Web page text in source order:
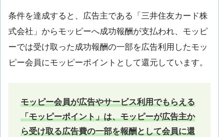
条件を達成すると、広告主である「三井住友カード株
式会社」からモッピーへ成功報酬が支払われ、モッピ
ーでは受け取った成功報酬の一部を広告利用したモッ
ピー会員にモッピーポイントとして還元しています。
モッピー会員が広告やサービス利用でもらえる
「モッピーポイント」は、モッピーが広告主か
ら受け取る広告費の一部を報酬として会員に還